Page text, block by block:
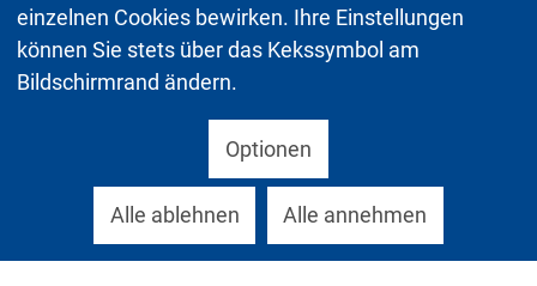
einzelnen Cookies bewirken. Ihre Einstellungen
können Sie stets über das Kekssymbol am
Bildschirmrand ändern.
Optionen
Alle ablehnen Alle annehmen